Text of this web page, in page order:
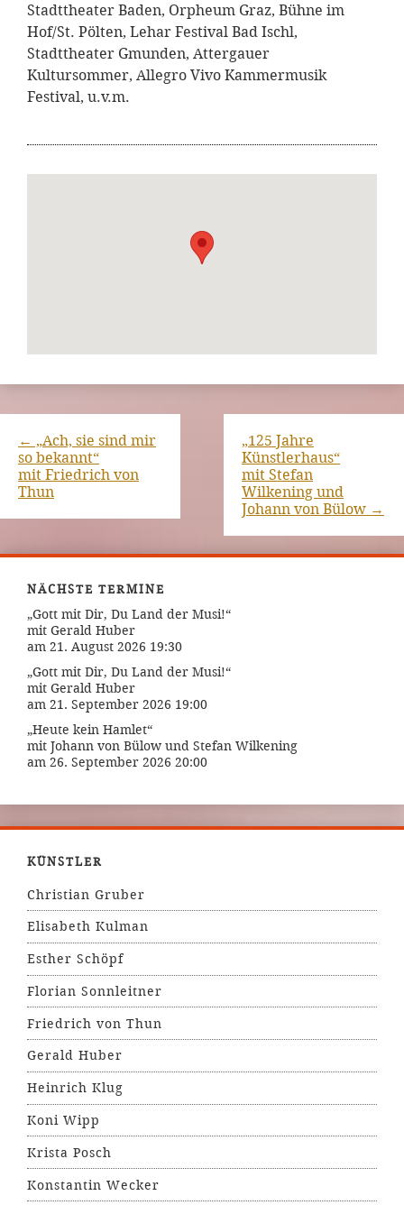
Stadttheater Baden, Orpheum Graz, Bühne im
Hof/St. Pölten, Lehar Festival Bad Ischl,
Stadttheater Gmunden, Attergauer
Kultursommer, Allegro Vivo Kammermusik
Festival, u.v.m.
← „Ach, sie sind mir
so bekannt“
mit Friedrich von
Thun
„125 Jahre
Künstlerhaus“
mit Stefan
Wilkening und
Johann von Bülow →
NÄCHSTE TERMINE
„Gott mit Dir, Du Land der Musi!“
mit Gerald Huber
am 21. August 2026 19:30
„Gott mit Dir, Du Land der Musi!“
mit Gerald Huber
am 21. September 2026 19:00
„Heute kein Hamlet“
mit Johann von Bülow und Stefan Wilkening
am 26. September 2026 20:00
KÜNSTLER
Christian Gruber
Elisabeth Kulman
Esther Schöpf
Florian Sonnleitner
Friedrich von Thun
Gerald Huber
Heinrich Klug
Koni Wipp
Krista Posch
Konstantin Wecker